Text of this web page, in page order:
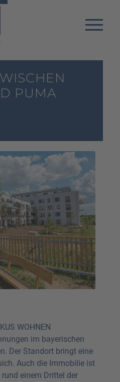
PUMA
WOHNEN
im bayerischen
Der Standort bringt eine
Auch die Immobilie ist
einem Drittel der